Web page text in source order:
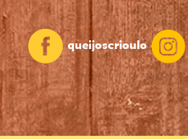
queijoscrioulo